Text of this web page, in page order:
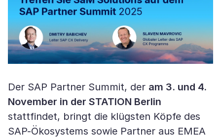
Der SAP Partner Summit, der am 3. und 4.
November in der STATION Berlin
stattfindet, bringt die klügsten Köpfe des
SAP-Ökosystems sowie Partner aus EMEA